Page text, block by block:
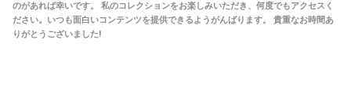
のがあれば幸いです。 私のコレクションをお楽しみいただき、何度でもアクセスく
ださい。いつも面白いコンテンツを提供できるようがんばります。 貴重なお時間あ
りがとうございました!